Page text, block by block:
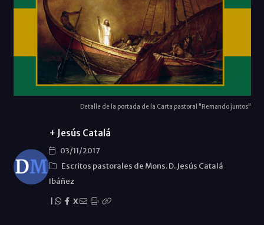
Detalle de la portada de la Carta pastoral "Remando juntos"
+ Jesús Catalá
03/11/2017
Escritos pastorales de Mons. D. Jesús Catalá
Ibáñez
X